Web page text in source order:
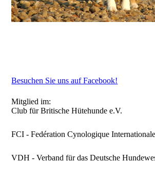
Besuchen Sie uns auf Facebook!
Mitglied im:
Club für Britische Hütehunde e.V.
FCI - Fedération Cynologique Internationale
VDH - Verband für das Deutsche